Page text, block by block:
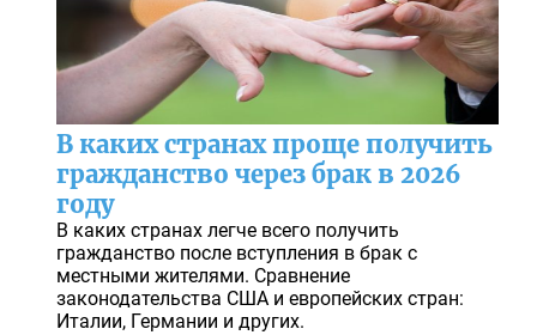
В каких странах проще получить
гражданство через брак в 2026
году
В каких странах легче всего получить
гражданство после вступления в брак с
местными жителями. Сравнение
законодательства США и европейских стран:
Италии, Германии и других.